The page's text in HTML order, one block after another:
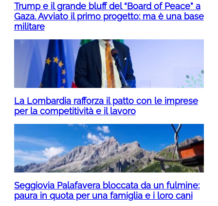
Trump e il grande bluff del “Board of Peace” a
Gaza. Avviato il primo progetto: ma è una base
militare
La Lombardia rafforza il patto con le imprese
per la competitività e il lavoro
Seggiovia Palafavera bloccata da un fulmine:
paura in quota per una famiglia e i loro cani